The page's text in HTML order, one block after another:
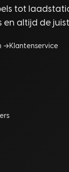
tot
en altijd de
→Klantenservice